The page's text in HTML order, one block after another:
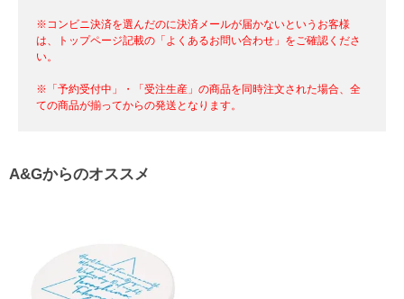
※コンビニ決済を選んだのに決済メールが届かないというお客様
は、トップページ記載の「よくあるお問い合わせ」をご確認くださ
い。
※「予約受付中」・「受注生産」の商品を同時注文された場合、全
ての商品が揃ってからの発送となります。
A&Gからのオススメ